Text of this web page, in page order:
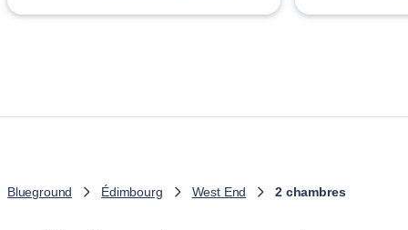
Blueground Édimbourg West End 2 chambres